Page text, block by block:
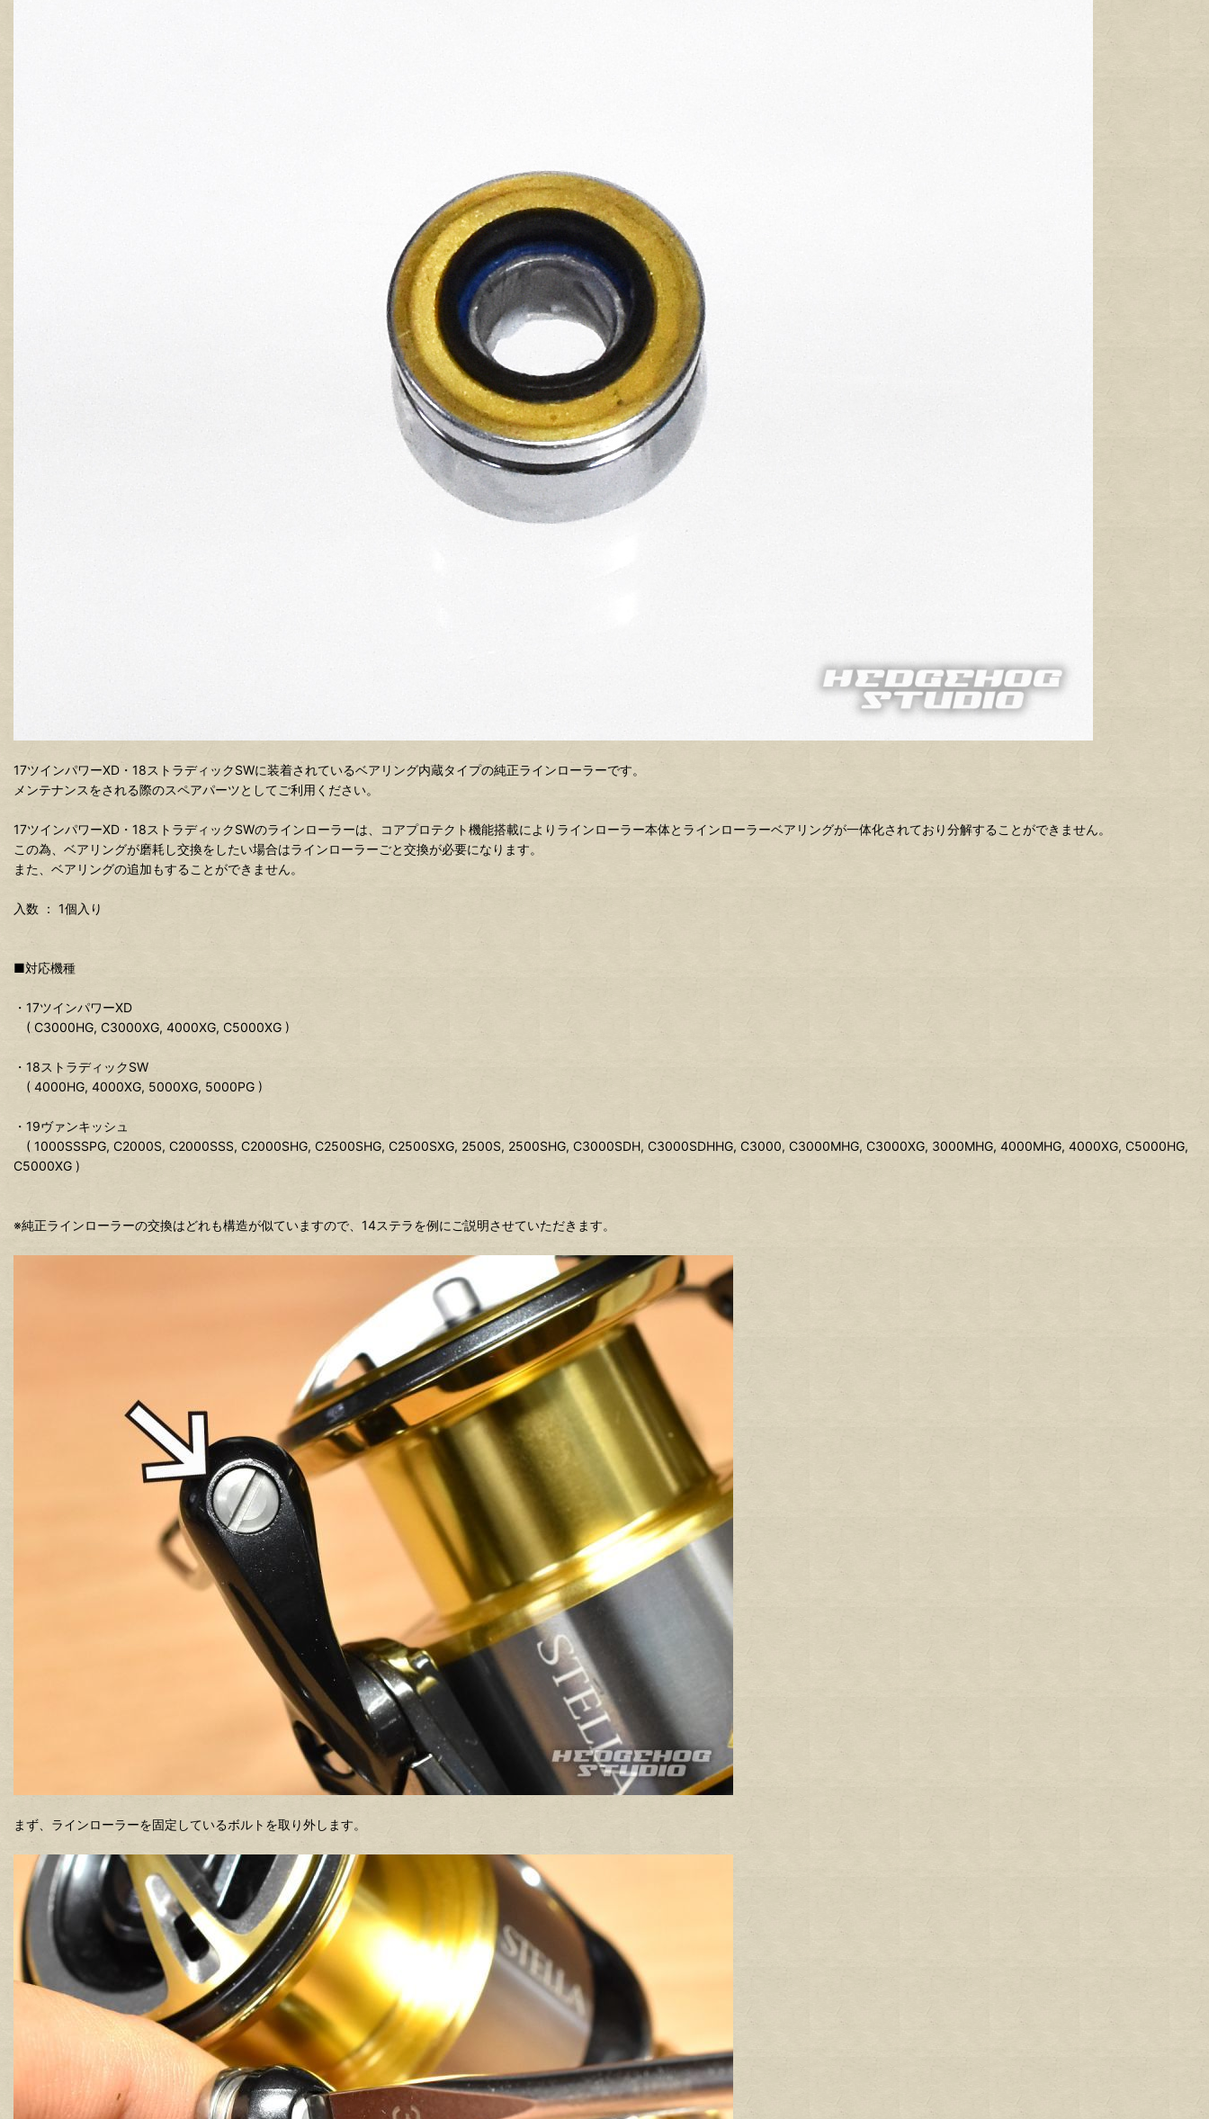
17ツインパワーXD・18ストラディックSWに装着されているベアリング内蔵タイプの純正ラインローラーです。
メンテナンスをされる際のスペアパーツとしてご利用ください。
17ツインパワーXD・18ストラディックSWのラインローラーは、コアプロテクト機能搭載によりラインローラー本体とラインローラーベアリングが一体化されており分解することができません。
この為、ベアリングが磨耗し交換をしたい場合はラインローラーごと交換が必要になります。
また、ベアリングの追加もすることができません。
入数 ： 1個入り
■対応機種
・17ツインパワーXD
( C3000HG, C3000XG, 4000XG, C5000XG )
・18ストラディックSW
( 4000HG, 4000XG, 5000XG, 5000PG )
・19ヴァンキッシュ
( 1000SSSPG, C2000S, C2000SSS, C2000SHG, C2500SHG, C2500SXG, 2500S, 2500SHG, C3000SDH, C3000SDHHG, C3000, C3000MHG, C3000XG, 3000MHG, 4000MHG, 4000XG, C5000HG,
C5000XG )
※純正ラインローラーの交換はどれも構造が似ていますので、14ステラを例にご説明させていただきます。
まず、ラインローラーを固定しているボルトを取り外します。